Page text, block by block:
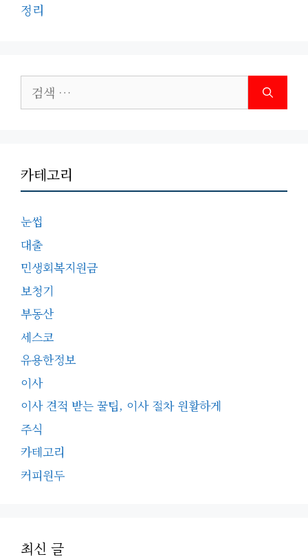
정리
색:
카테고리
눈썹
대출
민생회복지원금
보청기
부동산
세스코
유용한정보
이사
이사 견적 받는 꿀팁, 이사 절차 원활하게
주식
카테고리
커피원두
최신 글